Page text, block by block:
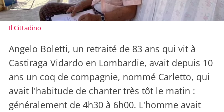
Il Cittadino
Angelo Boletti, un retraité de 83 ans qui vit à
Castiraga Vidardo en Lombardie, avait depuis 10
ans un coq de compagnie, nommé Carletto, qui
avait l'habitude de chanter très tôt le matin :
généralement de 4h30 à 6h00. L'homme avait